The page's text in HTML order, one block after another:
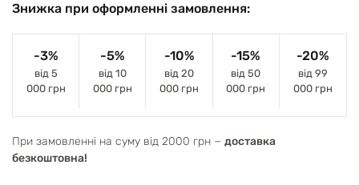
Знижка при оформленні замовлення:
-3%
від 5
000 грн
-5%
від 10
000 грн
-10%
від 20
000 грн
-15%
від 50
000 грн
-20%
від 99
000 грн
При замовленні на суму від 2000 грн − доставка
безкоштовна!